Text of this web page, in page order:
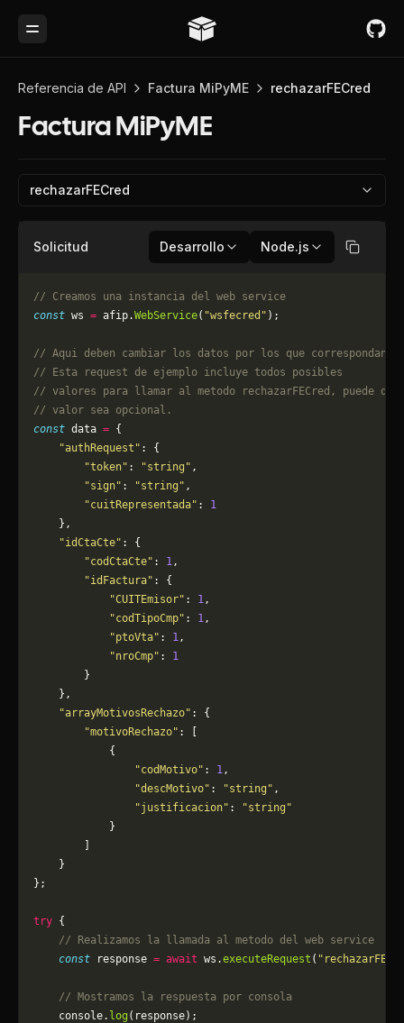
Toggle Menu
Referencia de API Factura MiPyME rechazarFECred
Factura MiPyME
rechazarFECred
Solicitud Desarrollo Node.js Copiar
// Creamos una instancia del web service
const ws = afip.WebService( "wsfecred" );
// Aqui deben cambiar los datos por los que correspondan.
// Esta request de ejemplo incluye todos posibles
// valores para llamar al metodo rechazarFECred, puede que
// valor sea opcional.
const data = {
    "authRequest"
: {
        "token"
: "string" ,
        "sign"
: "string" ,
        "cuitRepresentada"
: 1
    },
    "idCtaCte"
: {
        "codCtaCte"
: 1,
        "idFactura"
: {
            "CUITEmisor"
: 1,
            "codTipoCmp"
: 1,
            "ptoVta"
: 1,
            "nroCmp"
: 1
        }
    },
    "arrayMotivosRechazo"
: {
        "motivoRechazo"
: [
            {
                "codMotivo"
: 1,
                "descMotivo"
: "string" ,
                "justificacion"
:
"string"
            }
    }
};
try {
    // Realizamos la llamada al metodo del web service
    const
response = await ws.executeRequest (
    // Mostramos la respuesta por consola
    console.
log (response);